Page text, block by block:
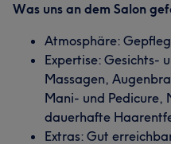
Was uns an dem Salon
Atmosphäre:
Expertise: Gesichts-
Massagen,
Mani- und Pedicure,
dauerhafte
Extras: Gut